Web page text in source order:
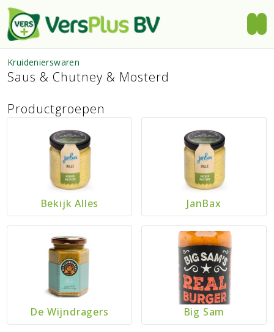
Kruidenierswaren
Saus & Chutney & Mosterd
Productgroepen
Bekijk Alles JanBax
De Wijndragers Big Sam